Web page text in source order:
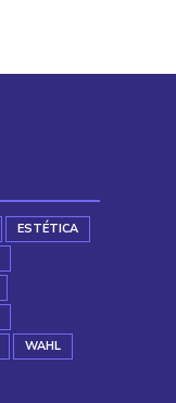
ESTÉTICA
WAHL